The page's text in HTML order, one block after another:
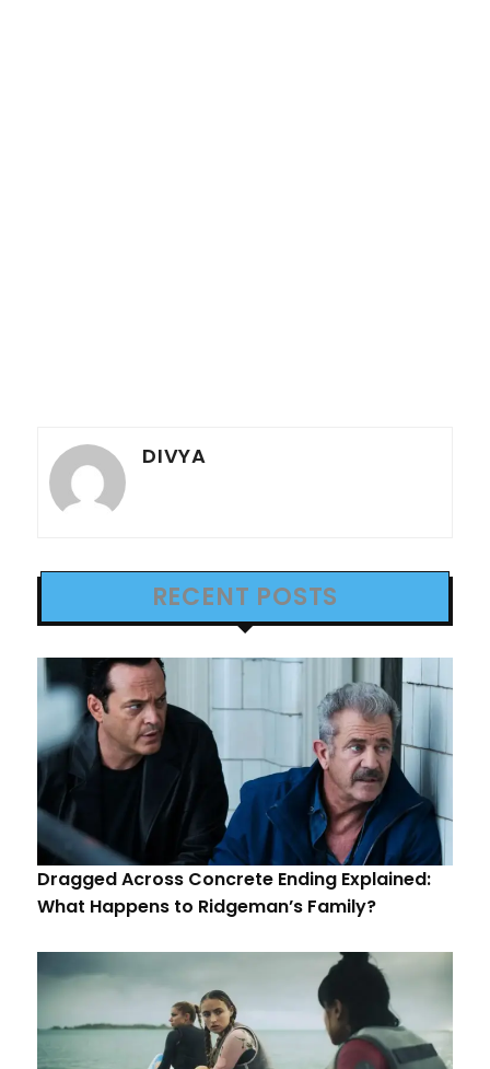
DIVYA
RECENT POSTS
Dragged Across Concrete Ending Explained:
What Happens to Ridgeman’s Family?